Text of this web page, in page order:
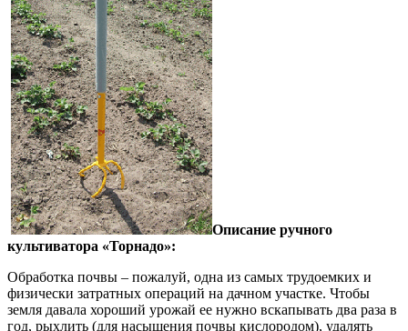
Описание ручного
культиватора «Торнадо»:
Обработка почвы – пожалуй, одна из самых трудоемких и
физически затратных операций на дачном участке. Чтобы
земля давала хороший урожай ее нужно вскапывать два раза в
год, рыхлить (для насыщения почвы кислородом), удалять